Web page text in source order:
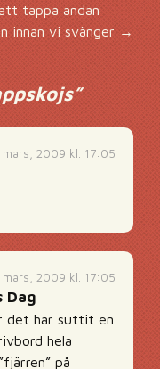
tappa andan
innan vi svänger→
”
mars, 2009 kl. 17:05
mars, 2009 kl. 17:05
Dag
det har suttit en
hela
på